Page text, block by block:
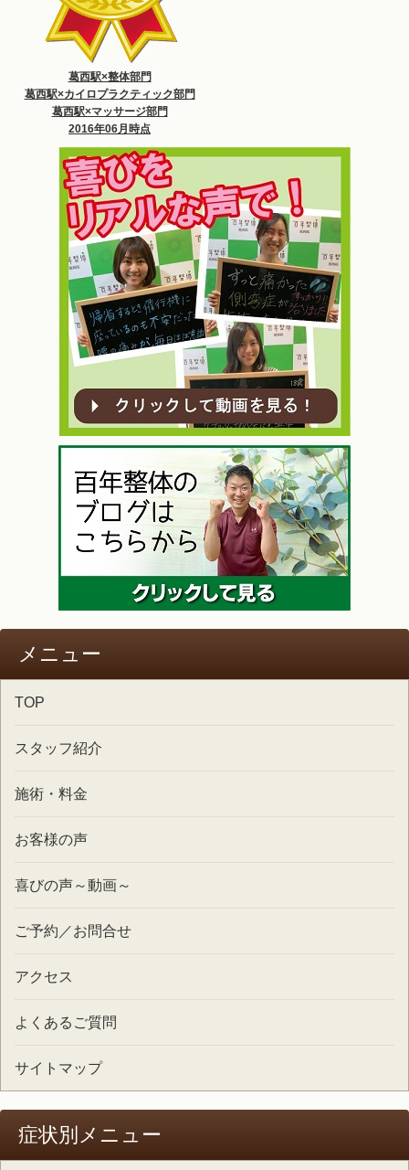
葛西駅×整体部門
葛西駅×カイロプラクティック部門
葛西駅×マッサージ部門
2016年06月時点
メニュー
TOP
スタッフ紹介
施術・料金
お客様の声
喜びの声～動画～
ご予約／お問合せ
アクセス
よくあるご質問
サイトマップ
症状別メニュー